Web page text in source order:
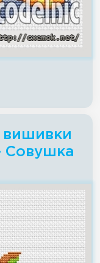
вишивки
Совушка